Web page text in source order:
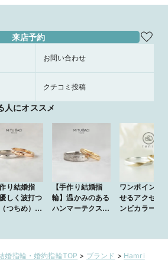
来店予約
お問い合わせ
クチコミ投稿
人にオススメ
作り結婚指
しく波打つ
つちめ）仕
【手作り結婚指
輪】温かみのある
ハンマーテクス
グ
ワンポイント
せるアクセン
ンビカラーデ
婚指輪・婚約指輪TOP > ブランド > Hamri